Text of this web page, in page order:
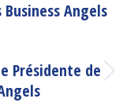
Angels
Présidente de